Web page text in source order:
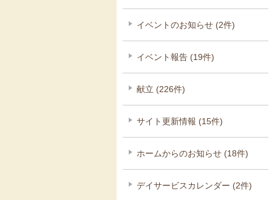
イベントのお知らせ (2件)
イベント報告 (19件)
献立 (226件)
サイト更新情報 (15件)
ホームからのお知らせ (18件)
デイサービスカレンダー (2件)